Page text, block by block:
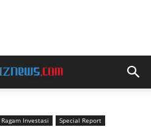
Ragam Investasi
Special Report